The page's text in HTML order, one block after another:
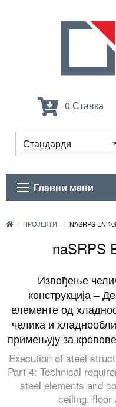
0 Ставка
Главни мени
ПРОЈЕКТИ NASRPS EN
naSRPS
Извођење
конструкција –
елементе од
челика и
примењују за
Execution of steel
Part 4: Technical
steel elements and
ceiling, floor